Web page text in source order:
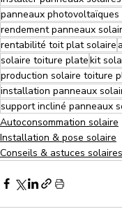
panneaux
rendement panneaux
rentabilité toit plat solaire
solaire toiture platekit
production solaire toiture
installation panneaux
support incliné panneaux
Autoconsommation solaire
Installation & pose solaire
Conseils & astuces solaires